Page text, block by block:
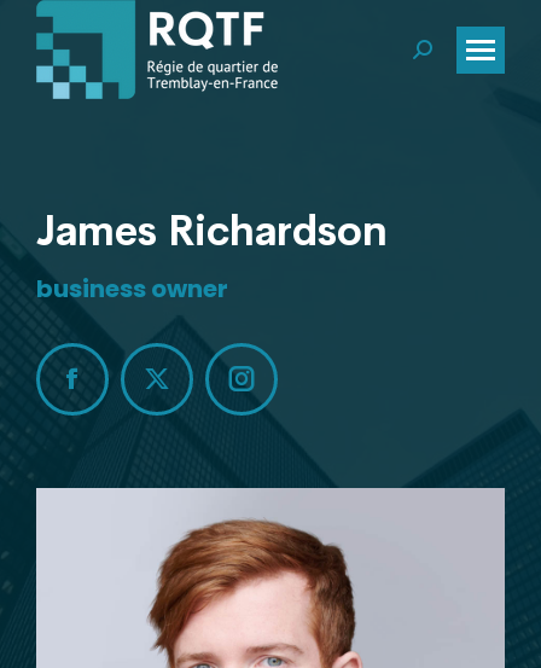
Recherche
James Richardson
business owner
Facebook
X Instagram